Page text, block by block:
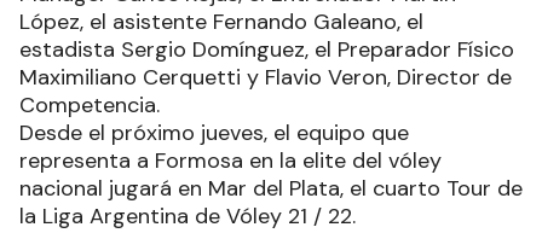
López, el asistente Fernando Galeano, el
estadista Sergio Domínguez, el Preparador Físico
Maximiliano Cerquetti y Flavio Veron, Director de
Competencia.
Desde el próximo jueves, el equipo que
representa a Formosa en la elite del vóley
nacional jugará en Mar del Plata, el cuarto Tour de
la Liga Argentina de Vóley 21 / 22.